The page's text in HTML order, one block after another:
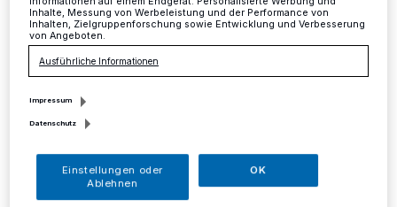
Mettmann·In der Zeit von Donnerstag, 18 Uhr, bis
Freitag, 7 Uhr, wurden von dem Gelände einer Baustelle
Starkstromkabel im Wert von rund 500 Euro
Inhalte, Messung von Werbeleistung und der Performance von
Inhalten, Zielgruppenforschung sowie Entwicklung und Verbesserung
von Angeboten.
Ausführliche Informationen
Impressum
Datenschutz
Einstellungen oder
Ablehnen
OK